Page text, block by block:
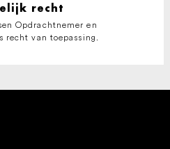
recht
Opdrachtnemer en
recht van toepassing.